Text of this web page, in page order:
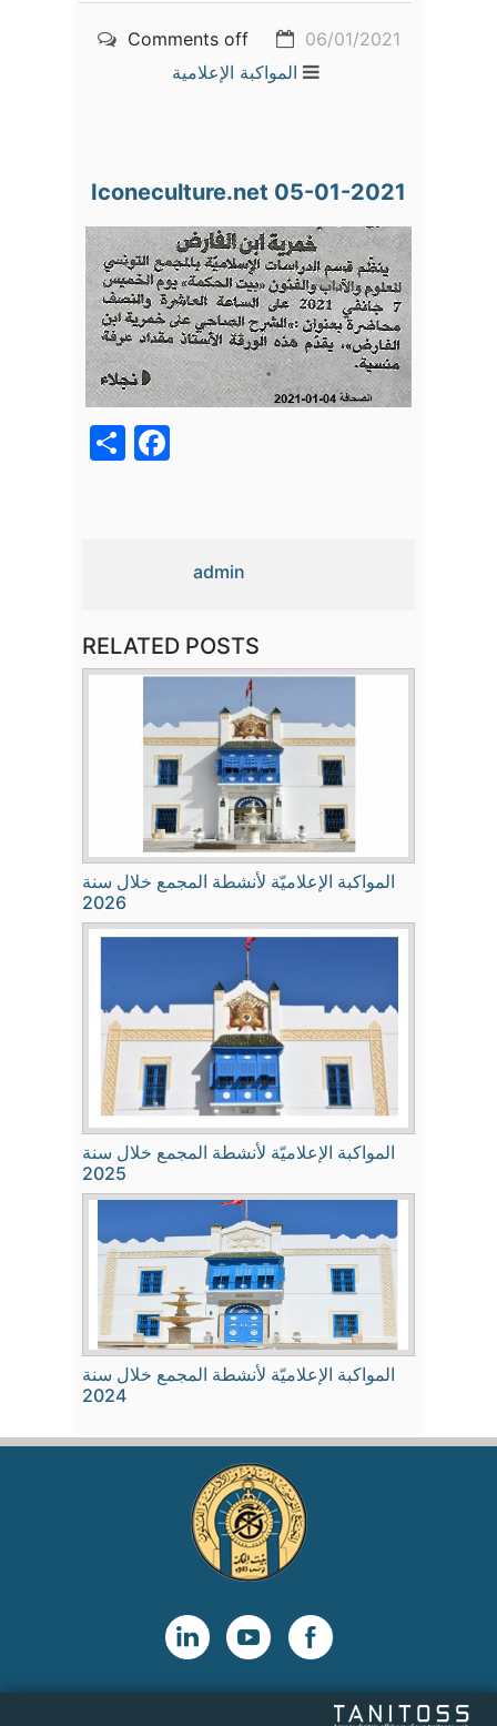
06/01/2021
Comments off
المواكبة الإعلامية
Iconeculture.net 05-01-2021
admin
RELATED POSTS
المواكبة الإعلاميّة لأنشطة المجمع خلال سنة
2026
المواكبة الإعلاميّة لأنشطة المجمع خلال سنة
2025
المواكبة الإعلاميّة لأنشطة المجمع خلال سنة
2024